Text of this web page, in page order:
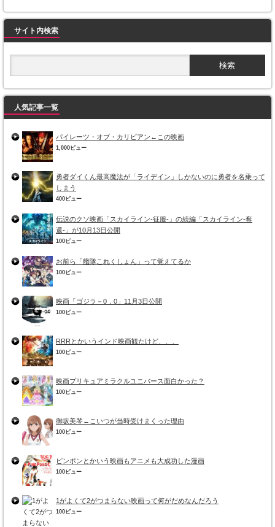
サイト内検索
人気記事一覧
パイレーツ・オブ・カリビアン←この映画
1,000ビュー
勇者ダイくん最高魔法が「ライデイン」しかないのに勇者を名乗って
しまう
400ビュー
伝説のクソ映画「スカイライン-征服-」の続編「スカイライン-奪
還-」が10月13日公開
100ビュー
お前ら「艦隊これくしょん」って覚えてるか
100ビュー
映画「ゴジラ－0．0」11月3日公開
100ビュー
RRRとかいうインド映画観たけど、、、
100ビュー
映画プリキュアミラクルユニバース面白かった？
100ビュー
御坂美琴←こいつが当時受けまくった理由
100ビュー
ピンポンとかいう映画もアニメも大成功した漫画
100ビュー
1がよくて2がつまらない映画って何がだめなんだろう
100ビュー